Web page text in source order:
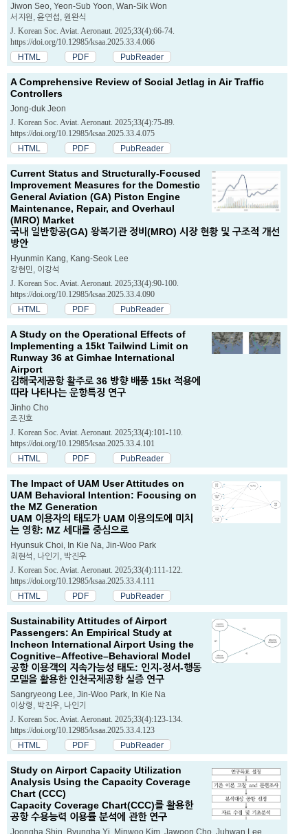
Jiwon Seo, Yeon-Sub Yoon, Wan-Sik Won
서지원, 윤연섭, 원완식
J. Korean Soc. Aviat. Aeronaut. 2025;33(4):66-74.
https://doi.org/10.12985/ksaa.2025.33.4.066
HTML
PDF PubReader
A Comprehensive Review of Social Jetlag in Air Traffic
Controllers
Jong-duk Jeon
J. Korean Soc. Aviat. Aeronaut. 2025;33(4):75-89.
https://doi.org/10.12985/ksaa.2025.33.4.075
HTML
PDF PubReader
Current Status and Structurally-Focused
Improvement Measures for the Domestic
General Aviation (GA) Piston Engine
Maintenance, Repair, and Overhaul
(MRO) Market
국내 일반항공(GA) 왕복기관 정비(MRO) 시장 현황 및 구조적 개선
방안
Hyunmin Kang, Kang-Seok Lee
강현민, 이강석
J. Korean Soc. Aviat. Aeronaut. 2025;33(4):90-100.
https://doi.org/10.12985/ksaa.2025.33.4.090
HTML
PDF PubReader
A Study on the Operational Effects of
Implementing a 15kt Tailwind Limit on
Runway 36 at Gimhae International
Airport
김해국제공항 활주로 36 방향 배풍 15kt 적용에
따라 나타나는 운항특징 연구
Jinho Cho
조진호
J. Korean Soc. Aviat. Aeronaut. 2025;33(4):101-110.
https://doi.org/10.12985/ksaa.2025.33.4.101
HTML
PDF PubReader
The Impact of UAM User Attitudes on
UAM Behavioral Intention: Focusing on
the MZ Generation
UAM 이용자의 태도가 UAM 이용의도에 미치
는 영향: MZ 세대를 중심으로
Hyunsuk Choi, In Kie Na, Jin-Woo Park
최현석, 나인기, 박진우
J. Korean Soc. Aviat. Aeronaut. 2025;33(4):111-122.
https://doi.org/10.12985/ksaa.2025.33.4.111
HTML
PDF PubReader
Sustainability Attitudes of Airport
Passengers: An Empirical Study at
Incheon International Airport Using the
Cognitive–Affective–Behavioral Model
공항 이용객의 지속가능성 태도: 인지-정서-행동
모델을 활용한 인천국제공항 실증 연구
Sangryeong Lee, Jin-Woo Park, In Kie Na
이상령, 박진우, 나인기
J. Korean Soc. Aviat. Aeronaut. 2025;33(4):123-134.
https://doi.org/10.12985/ksaa.2025.33.4.123
HTML
PDF PubReader
Study on Airport Capacity Utilization
Analysis Using the Capacity Coverage
Chart (CCC)
Capacity Coverage Chart(CCC)를 활용한
공항 수용능력 이용률 분석에 관한 연구
Joongha Shin, Byungha Yi, Minwoo Kim, Jawoon Cho, Juhwan Lee